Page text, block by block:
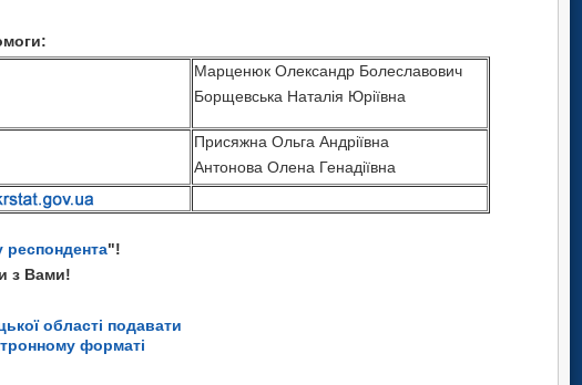
Марценюк Олександр Болеславович
Борщевська Наталія Юріївна
Присяжна Ольга Андріївна
Антонова Олена Генадіївна
респондента"!
з Вами!
області подавати
форматі